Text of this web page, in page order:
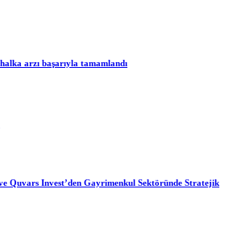
arzı başarıyla tamamlandı
Quvars Invest’den Gayrimenkul Sektöründe Stratejik